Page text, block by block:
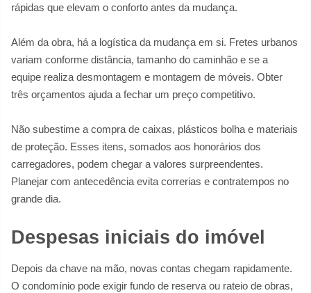
rápidas que elevam o conforto antes da mudança.
Além da obra, há a logística da mudança em si. Fretes urbanos
variam conforme distância, tamanho do caminhão e se a
equipe realiza desmontagem e montagem de móveis. Obter
três orçamentos ajuda a fechar um preço competitivo.
Não subestime a compra de caixas, plásticos bolha e materiais
de proteção. Esses itens, somados aos honorários dos
carregadores, podem chegar a valores surpreendentes.
Planejar com antecedência evita correrias e contratempos no
grande dia.
Despesas iniciais do imóvel
Depois da chave na mão, novas contas chegam rapidamente.
O condomínio pode exigir fundo de reserva ou rateio de obras,